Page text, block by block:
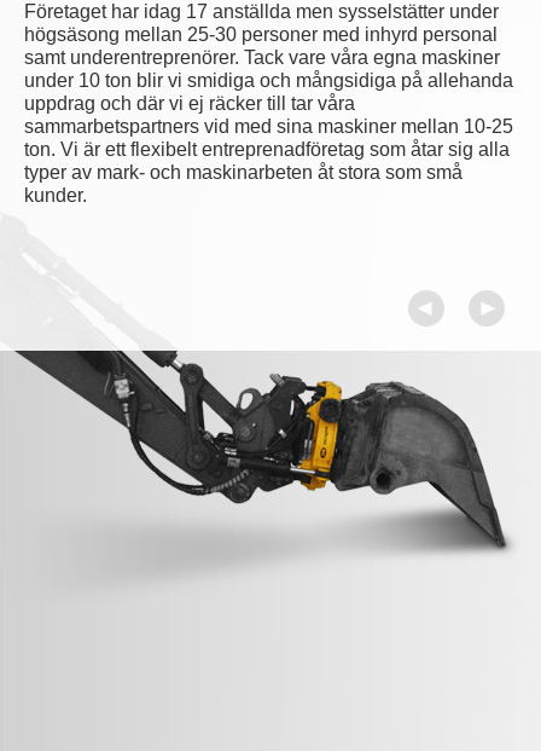
Företaget har idag 17 anställda men sysselstätter under
högsäsong mellan 25-30 personer med inhyrd personal
samt underentreprenörer. Tack vare våra egna maskiner
under 10 ton blir vi smidiga och mångsidiga på allehanda
uppdrag och där vi ej räcker till tar våra
sammarbetspartners vid med sina maskiner mellan 10-25
ton. Vi är ett flexibelt entreprenadföretag som åtar sig alla
typer av mark- och maskinarbeten åt stora som små
kunder.